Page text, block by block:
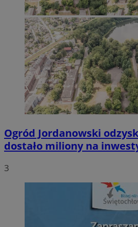
Ogród Jordanowski
dostało miliony na
3